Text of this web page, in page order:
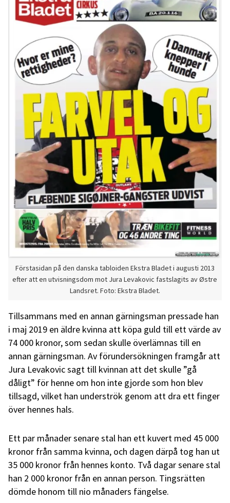
Förstasidan på den danska tabloiden Ekstra Bladet i augusti 2013
efter att en utvisningsdom mot Jura Levakovic fastslagits av Østre
Landsret. Foto: Ekstra Bladet.
Tillsammans med en annan gärningsman pressade han
i maj 2019 en äldre kvinna att köpa guld till ett värde av
74 000 kronor, som sedan skulle överlämnas till en
annan gärningsman. Av förundersökningen framgår att
Jura Levakovic sagt till kvinnan att det skulle ”gå
dåligt” för henne om hon inte gjorde som hon blev
tillsagd, vilket han underströk genom att dra ett finger
över hennes hals.
Ett par månader senare stal han ett kuvert med 45 000
kronor från samma kvinna, och dagen därpå tog han ut
35 000 kronor från hennes konto. Två dagar senare stal
han 2 000 kronor från en annan person. Tingsrätten
dömde honom till nio månaders fängelse.